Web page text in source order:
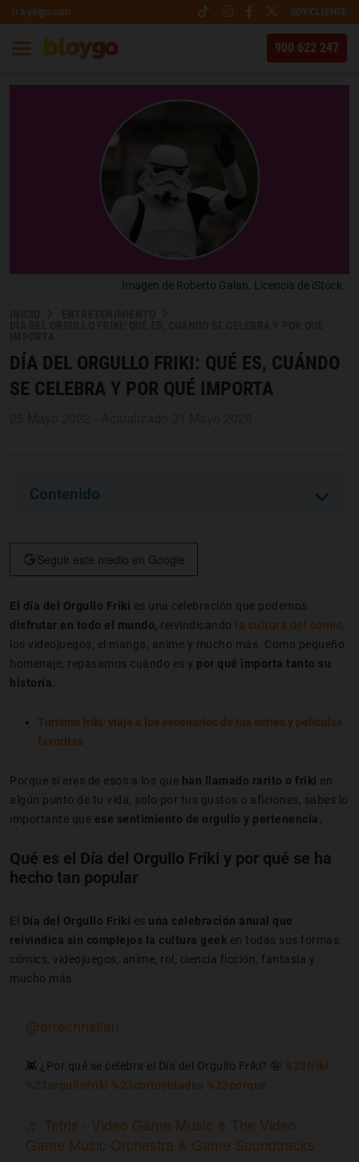
Ir a yoigo.com SOY CLIENTE
900 622 247
DÍA DEL ORGULLO FRIKI: QUÉ ES, CUÁNDO
SE CELEBRA Y POR QUÉ IMPORTA
Imagen de Roberto Galan. Licencia de iStock.
Contenido
Seguir este medio en Google
El día del Orgullo Friki es una celebración que podemos
disfrutar en todo el mundo, reivindicando
la cultura del cómic,
los videojuegos, el manga, anime y mucho más. Como pequeño
homenaje, repasamos cuándo es y por qué importa tanto su
historia.
Turismo friki: viaja a los escenarios de tus series y películas
favoritas
Porque si eres de esos a los que han llamado rarito o friki en
algún punto de tu vida, solo por tus gustos o aficiones, sabes lo
importante que ese sentimiento de orgullo y pertenencia.
Qué es el Día del Orgullo Friki y por qué se ha
hecho tan popular
El Día del Orgullo Friki es una celebración anual que
reivindica sin complejos la cultura geek en todas sus formas:
cómics, videojuegos, anime, rol, ciencia ficción, fantasía y
mucho más.
@errechristian
👾 ¿Por qué se celebra el Día del Orgullo Friki? 🤪 %23friki
%23orgullofriki %23curiosidades %23porque
♬ Tetris - Video Game Music & The Video
Game Music Orchestra & Game Soundtracks